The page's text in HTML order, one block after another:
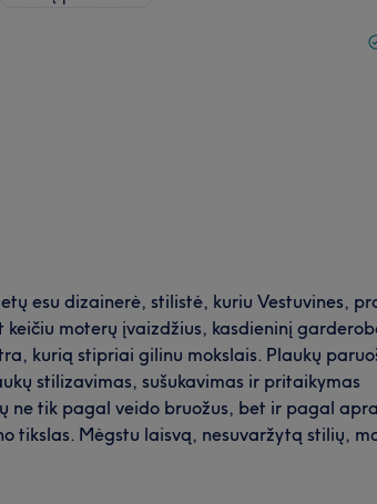
esu dizainerė, stilistė, kuriu Vestuvines,
keičiu moterų įvaizdžius, kasdieninį
kurią stipriai gilinu mokslais. Plaukų
stilizavimas, sušukavimas ir pritaikymas
ne tik pagal veido bruožus, bet ir pagal
tikslas. Mėgstu laisvą, nesuvaržytą stilių,